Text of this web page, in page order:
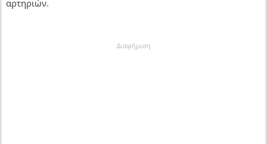
αρτηριών.
Διαφήμιση